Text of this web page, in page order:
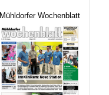
Mühldorfer Wochenblatt